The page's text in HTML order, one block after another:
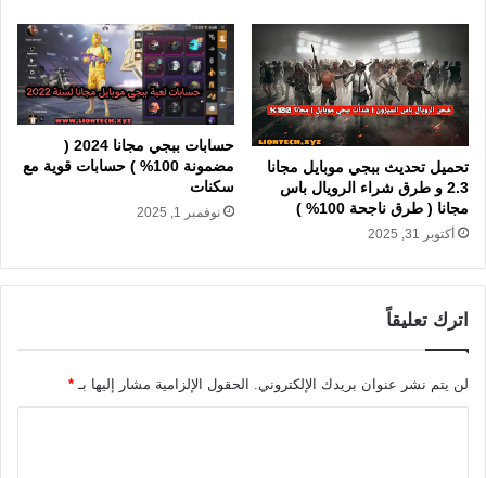
تحميل تحديث ببجي موبايل مجانا
2.3 و طرق شراء الرويال باس
مجانا ( طرق ناجحة 100% )
أكتوبر 31, 2025
حسابات ببجي مجانا 2024 (
مضمونة 100% ) حسابات قوية مع
سكنات
نوفمبر 1, 2025
اترك تعليقاً
لن يتم نشر عنوان بريدك الإلكتروني. الحقول الإلزامية مشار إليها بـ *